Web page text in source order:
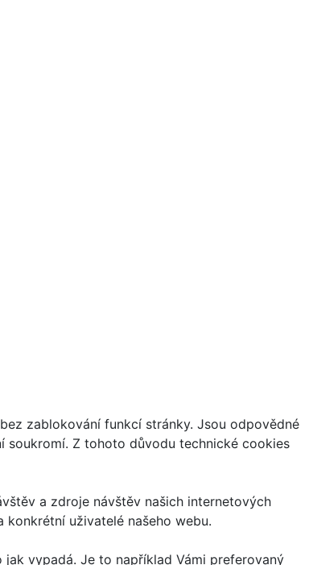
zablokování funkcí stránky. Jsou odpovědné
soukromí. Z tohoto důvodu technické cookies
a zdroje návštěv našich internetových
uživatelé našeho webu.
vypadá. Je to například Vámi preferovaný